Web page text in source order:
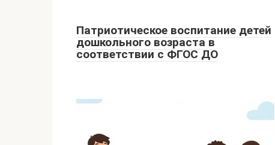
Патриотическое воспитание детей
дошкольного возраста в
соответствии с ФГОС ДО